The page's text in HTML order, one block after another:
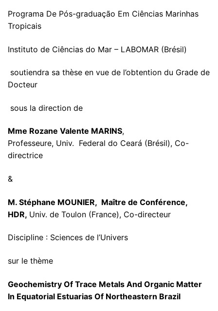
Association Doctorants UTLN
Autres financements
Newsletter des Doctorants
Programa De Pós-graduação Em Ciências Marinhas
Tropicais
Instituto de Ciências do Mar – LABOMAR (Brésil)
soutiendra sa thèse en vue de l’obtention du Grade de
Docteur
sous la direction de
Mme Rozane Valente MARINS,
Professeure, Univ. Federal do Ceará (Brésil), Co-
directrice
&
M. Stéphane MOUNIER, Maître de Conférence,
HDR, Univ. de Toulon (France), Co-directeur
Discipline : Sciences de l’Univers
sur le thème
Geochemistry Of Trace Metals And Organic Matter
In Equatorial Estuarias Of Northeastern Brazil